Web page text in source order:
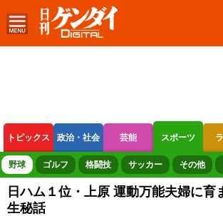
トピックス 政治・社会 芸能 スポーツ
ボートレース 競輪 オートレース
野球 ゴルフ 格闘技 サッカー その他
日ハム１位・上原 運動万能夫婦に育
生秘話